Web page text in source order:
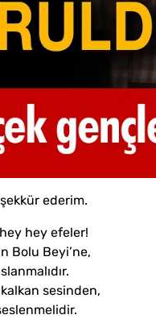
ederim.
hey efeler!
Bolu Beyi’ne,
sesinden,